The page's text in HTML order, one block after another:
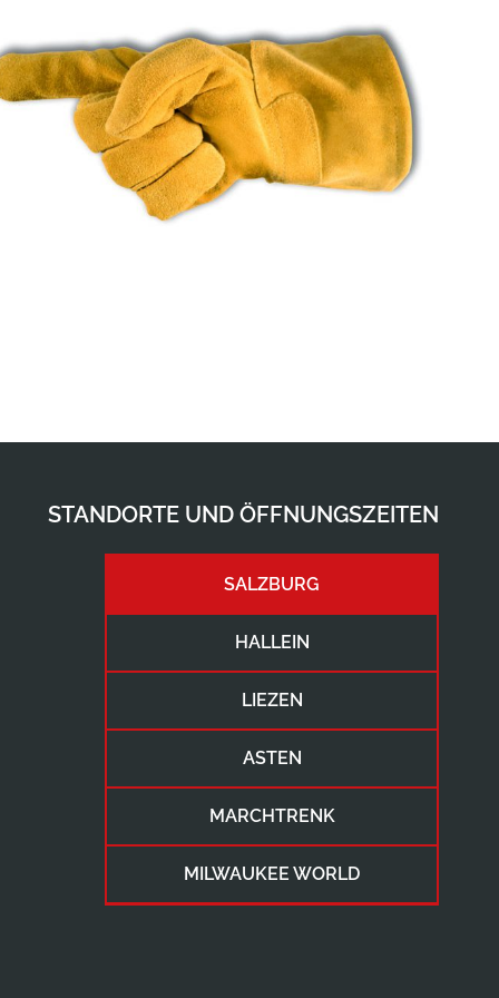
STANDORTE UND ÖFFNUNGSZEITEN
SALZBURG
HALLEIN
LIEZEN
ASTEN
MARCHTRENK
MILWAUKEE WORLD